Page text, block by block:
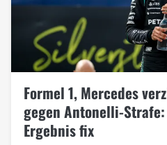
Formel 1, Mercedes
gegen Antonelli-
Ergebnis fix